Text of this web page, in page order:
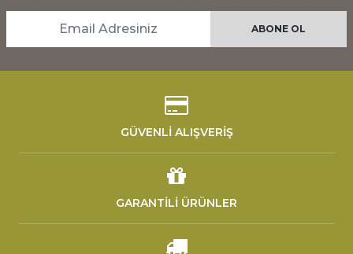
GÜVENLİ ALIŞVERİŞ
GARANTİLİ ÜRÜNLER